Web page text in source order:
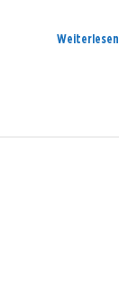
Weiterlesen